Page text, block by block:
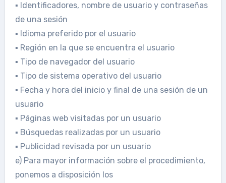
▪ Identificadores, nombre de usuario y contraseñas
de una sesión
▪ Idioma preferido por el usuario
▪ Región en la que se encuentra el usuario
▪ Tipo de navegador del usuario
▪ Tipo de sistema operativo del usuario
▪ Fecha y hora del inicio y final de una sesión de un
usuario
▪ Páginas web visitadas por un usuario
▪ Búsquedas realizadas por un usuario
▪ Publicidad revisada por un usuario
e) Para mayor información sobre el procedimiento,
ponemos a disposición los